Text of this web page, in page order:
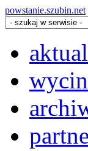
powstanie.szubin.net